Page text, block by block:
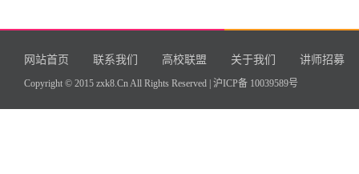
网站首页 联系我们 高校联盟 关于我们 讲师招募
Copyright © 2015 zxk8.Cn All Rights Reserved | 沪ICP备 10039589号